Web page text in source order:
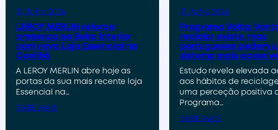
31 Julho 2026
LEROY MERLIN reforça
presença na Beira Interior
com nova Loja Essencial na
Covilhã
A LEROY MERLIN abre hoje as
portas da sua mais recente loja
Essencial na…
SABE MAIS
31 Julho 2026
Programa Volta:
reciclar existe, mas
portugueses pedem
sistema mais
Estudo revela elevada
aos hábitos de
uma perceção positiva
Programa…
SABE MAIS